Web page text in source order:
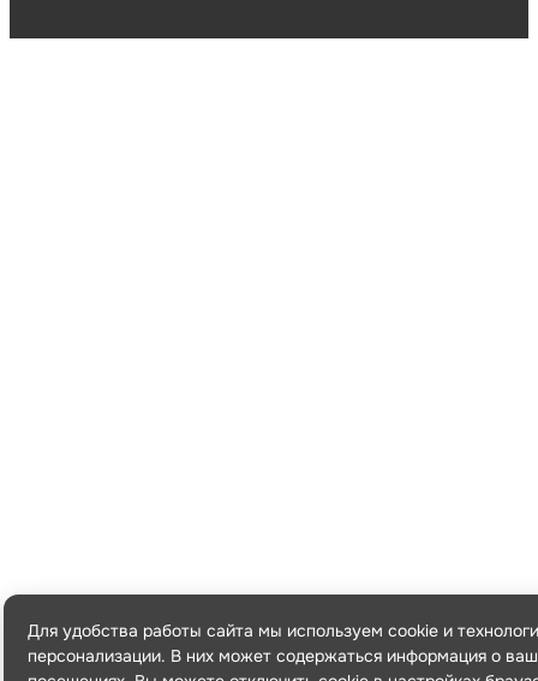
Для удобства работы сайта мы используем cookie и
персонализации. В них может содержаться информация о